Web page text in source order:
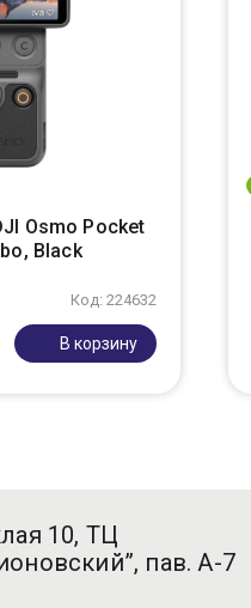
Osmo Pocket
Black
Код: 224632
В корзину
10, ТЦ
пав. А-7